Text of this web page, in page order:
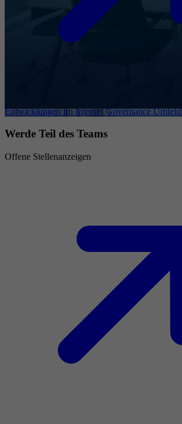
Entwicklungen im Internet Governance
Werde Teil des Teams
Offene Stellenanzeigen